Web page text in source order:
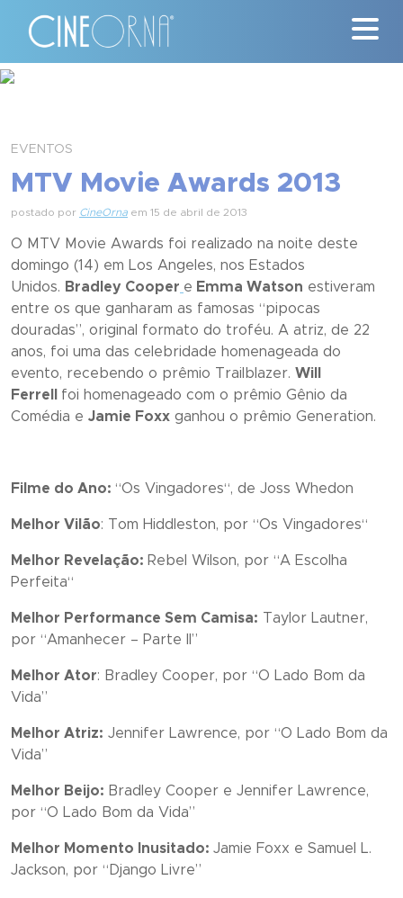
#ClássicosCineOrna
Nossa História
EVENTOS
MTV Movie Awards 2013
postado por CineOrna em 15 de abril de 2013
O MTV Movie Awards foi realizado na noite deste
domingo (14) em Los Angeles, nos Estados
Unidos. Bradley Cooper e Emma Watson estiveram
entre os que ganharam as famosas “pipocas
douradas”, original formato do troféu. A atriz, de 22
anos, foi uma das celebridade homenageada do
evento, recebendo o prêmio Trailblazer. Will
Ferrell foi homenageado com o prêmio Gênio da
Comédia e Jamie Foxx ganhou o prêmio Generation.
Filme do Ano: “Os Vingadores“, de Joss Whedon
Melhor Vilão: Tom Hiddleston, por “Os Vingadores“
Melhor Revelação: Rebel Wilson, por “A Escolha
Perfeita“
Melhor Performance Sem Camisa: Taylor Lautner,
por “Amanhecer – Parte II”
Melhor Ator: Bradley Cooper, por “O Lado Bom da
Vida”
Melhor Atriz: Jennifer Lawrence, por “O Lado Bom da
Vida”
Melhor Beijo: Bradley Cooper e Jennifer Lawrence,
por “O Lado Bom da Vida”
Melhor Momento Inusitado: Jamie Foxx e Samuel L.
Jackson, por “Django Livre”